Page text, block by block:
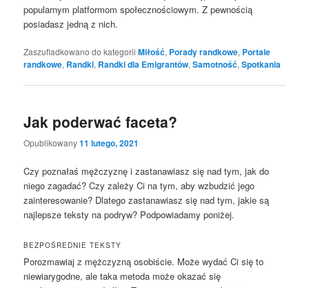
popularnym platformom społecznościowym. Z pewnością
posiadasz jedną z nich.
Zaszufladkowano do kategorii Miłość, Porady randkowe, Portale
randkowe, Randki, Randki dla Emigrantów,Samotność,Spotkania
Jak poderwać faceta?
Opublikowany11 lutego, 2021
Czy poznałaś mężczyznę i zastanawiasz się nad tym, jak do
niego zagadać? Czy zależy Ci na tym, aby wzbudzić jego
zainteresowanie? Dlatego zastanawiasz się nad tym, jakie są
najlepsze teksty na podryw? Podpowiadamy poniżej.
BEZPOŚREDNIE TEKSTY
Porozmawiaj z mężczyzną osobiście. Może wydać Ci się to
niewiarygodne, ale taka metoda może okazać się